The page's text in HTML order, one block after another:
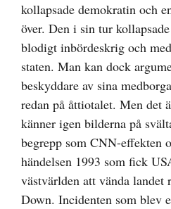
kollapsade demokratin och
över. Den i sin tur
blodigt inbördeskrig och
staten. Man kan dock
beskyddare av sina
redan på åttiotalet. Men det
känner igen bilderna på
begrepp som CNN-effekten
händelsen 1993 som fick
västvärlden att vända landet
Down. Incidenten som blev